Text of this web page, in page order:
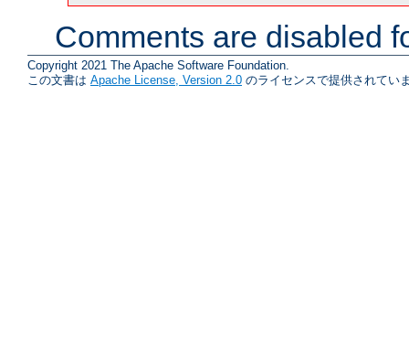
Comments are disabled
Copyright 2021 The Apache Software Foundation.
この文書は Apache License, Version 2.0 のライセンスで提供されてい